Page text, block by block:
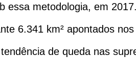
essa metodologia, em
6.341 km² apontados
de queda nas